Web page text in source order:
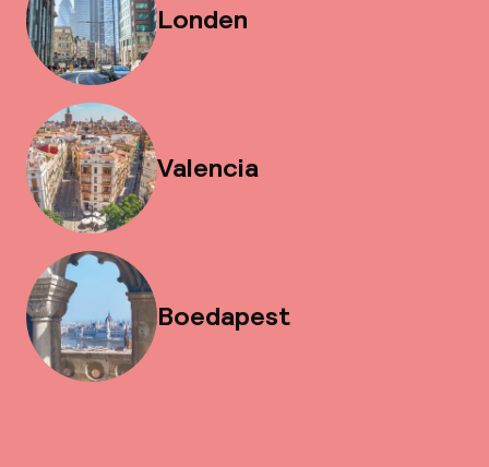
Londen
Valencia
Boedapest